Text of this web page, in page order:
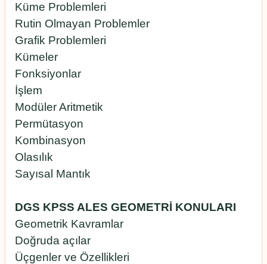
Küme Problemleri
Rutin Olmayan Problemler
Grafik Problemleri
Kümeler
Fonksiyonlar
İşlem
Modüler Aritmetik
Permütasyon
Kombinasyon
Olasılık
Sayısal Mantık
DGS KPSS ALES GEOMETRİ KONULARI
Geometrik Kavramlar
Doğruda açılar
Üçgenler ve Özellikleri